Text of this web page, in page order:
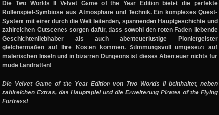
DieTwo Worlds II Velvet Gameofthe YearEditionbietet die perfekte
Rollenspiel-Symbiose aus Atmosphäre und Technik. Ein komplexes Quest-
System mit einer durch die Welt leitenden, spannenden Hauptgeschichte und
zahlreichen Cutscenes sorgen dafür, dass sowohl den roten Faden liebende
Geschichtenliebhaber als auch abenteuerlustige Pioniergeister
gleichermaßen auf ihre Kosten kommen. Stimmungsvoll umgesetzt auf
malerischen Inseln und in bizarren Dungeons ist dieses Abenteuer nichts für
müde Landratten!
Die Velvet Game of the Year Edition von Two Worlds II beinhaltet, neben
zahlreichen Extras, das Hauptspiel und die Erweiterung Pirates of the Flying
Fortress!